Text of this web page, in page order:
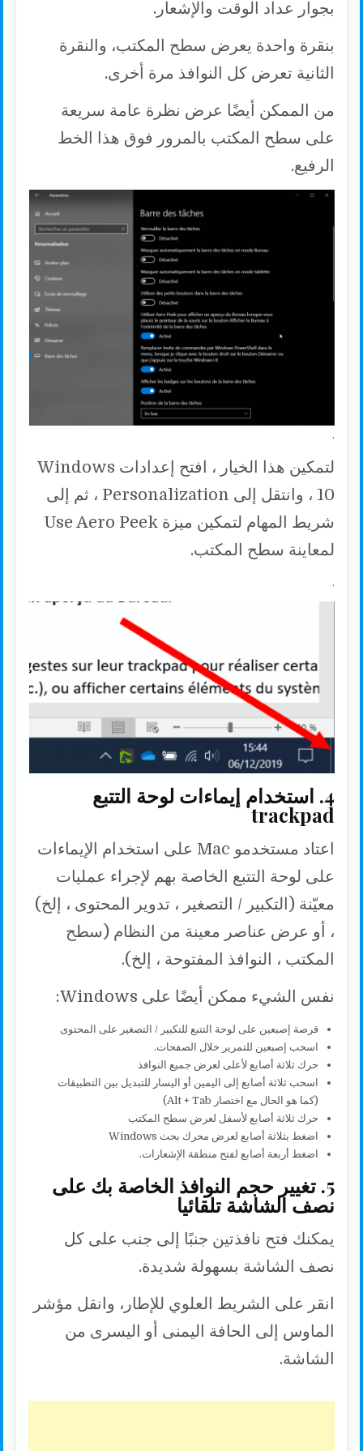
بجوار عداد الوقت والإشعار.
بنقرة واحدة يعرض سطح المكتب، والنقرة
الثانية تعرض كل النوافذ مرة أخرى.
من الممكن أيضًا عرض نظرة عامة سريعة
على سطح المكتب بالمرور فوق هذا الخط
الرفيع.
.
لتمكين هذا الخيار ، افتح إعدادات Windows
10 ، وانتقل إلى Personalization ، ثم إلى
شريط المهام لتمكين ميزة Use Aero Peek
لمعاينة سطح المكتب.
.
4. استخدام إيماءات لوحة التتبع
trackpad
اعتاد مستخدمو Mac على استخدام الإيماءات
على لوحة التتبع الخاصة بهم لإجراء عمليات
معيّنة (التكبير / التصغير ، تدوير المحتوى ، إلخ)
، أو عرض عناصر معينة من النظام (سطح
المكتب ، النوافذ المفتوحة ، إلخ).
نفس الشيء ممكن أيضًا على Windows:
قرصة إصبعين على لوحة التتبع للتكبير / التصغير على المحتوى
اسحب إصبعين للتمرير خلال الصفحات.
حرك ثلاثة أصابع لأعلى لعرض جميع النوافذ
اسحب ثلاثة أصابع إلى اليمين أو اليسار للتبديل بين التطبيقات
(كما هو الحال مع اختصار Alt + Tab)
حرك ثلاثة أصابع لأسفل لعرض سطح المكتب
اضغط بثلاثة أصابع لعرض محرك بحث Windows
اضغط أربعة أصابع لفتح منطقة الإشعارات.
5. تغيير حجم النوافذ الخاصة بك على
نصف الشاشة تلقائيا
يمكنك فتح نافذتين جنبًا إلى جنب على كل
نصف الشاشة بسهولة شديدة.
انقر على الشريط العلوي للإطار، وانقل مؤشر
الماوس إلى الحافة اليمنى أو اليسرى من
الشاشة.